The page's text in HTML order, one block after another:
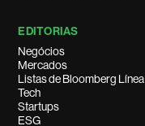
EDITORIAS
Negócios
Mercados
Listas de Bloomberg Línea
Tech
Startups
ESG